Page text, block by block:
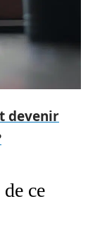
devenir
ce